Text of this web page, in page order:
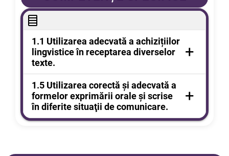
1.1 Utilizarea adecvată a achizițiilor
lingvistice în receptarea diverselor
texte.
+
1.5 Utilizarea corectă şi adecvată a
formelor exprimării orale şi scrise
în diferite situaţii de comunicare.
+